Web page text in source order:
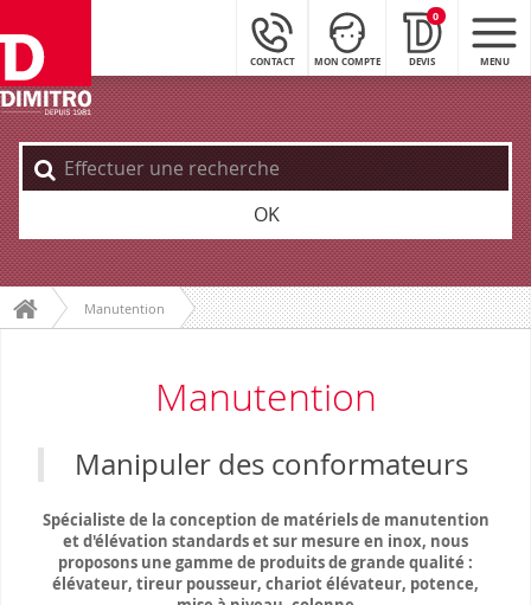
CONTACT MON COMPTE DEVIS
0
MENU
OK
Manutention
Manutention
Manipuler des conformateurs
Spécialiste de la conception de matériels de manutention
et d'élévation standards et sur mesure en inox, nous
proposons une gamme de produits de grande qualité :
élévateur, tireur pousseur, chariot élévateur, potence,